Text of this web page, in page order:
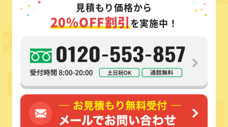
見積もり価格から
20%OFF割引を実施中！